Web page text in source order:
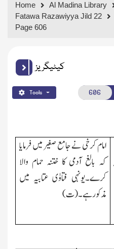
Home
Al Madina Library
Fatawa Razawiyya Jild 22
Page 606
کیٹیگریز
Tools
امام کرخی نے جامع صغیر میں فرمایا
کہ بالغ آدمی کا ختنہ حمام والا
کرے۔یونہی فتاوٰی عتابیہ میں
مذکور ہے۔(ت)